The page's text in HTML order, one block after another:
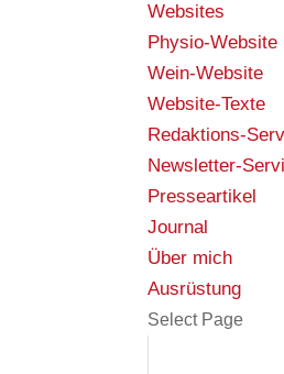
Websites
Physio-Website
Wein-Website
Website-Texte
Redaktions-
Newsletter-
Presseartikel
Journal
Über mich
Ausrüstung
Select Page